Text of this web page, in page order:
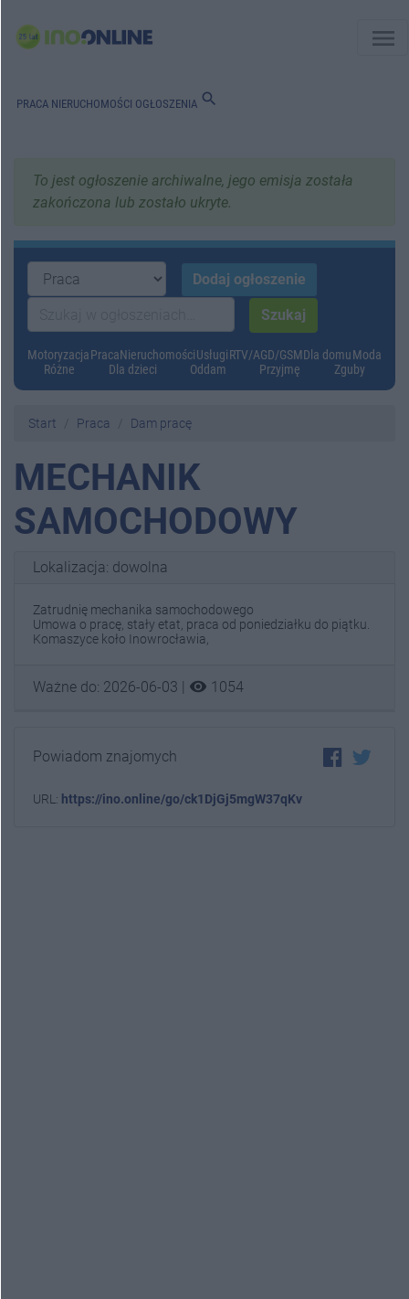
menu
PRACA NIERUCHOMOŚCI OGŁOSZENIA search
To jest ogłoszenie archiwalne, jego emisja została
zakończona lub zostało ukryte.
MotoryzacjaPracaNieruchomościUsługiRTV/AGD/GSMDla domuModa
Różne
Dla dzieci Oddam Przyjmę Zguby
Start Praca Dam pracę
MECHANIK
SAMOCHODOWY
Lokalizacja: dowolna
Zatrudnię mechanika samochodowego
Umowa o pracę, stały etat, praca od poniedziałku do piątku.
Komaszyce koło Inowrocławia,
Ważne do: 2026-06-03 | visibility 1054
Powiadom znajomych
URL: https://ino.online/go/ck1DjGj5mgW37qKv